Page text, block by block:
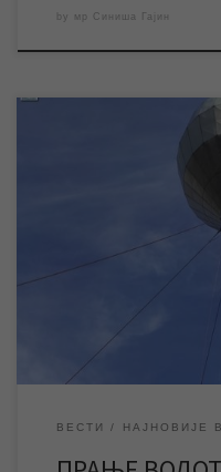
by мр Синиша Гајин
У оквиру планског
насељеним местима, ЈКП
среду 17. јануара прање
јануара ЈКП „Водовод и
планског одржавања
ВЕСТИ НАЈНОВИЈЕ